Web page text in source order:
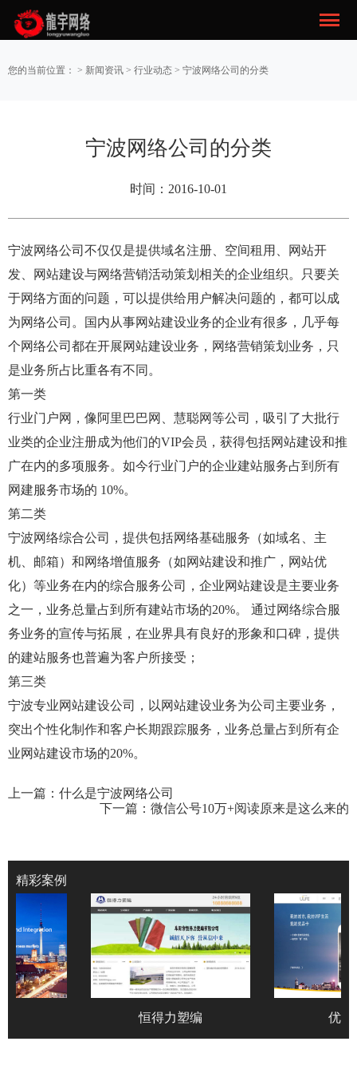
您的当前位置： > 新闻资讯 > 行业动态 > 宁波网络公司的分类
宁波网络公司的分类
时间：2016-10-01
宁波网络公司不仅仅是提供域名注册、空间租用、网站开
发、网站建设与网络营销活动策划相关的企业组织。只要关
于网络方面的问题，可以提供给用户解决问题的，都可以成
为网络公司。国内从事网站建设业务的企业有很多，几乎每
个网络公司都在开展网站建设业务，网络营销策划业务，只
是业务所占比重各有不同。
第一类
行业门户网，像阿里巴巴网、慧聪网等公司，吸引了大批行
业类的企业注册成为他们的VIP会员，获得包括网站建设和推
广在内的多项服务。如今行业门户的企业建站服务占到所有
网建服务市场的 10%。
第二类
宁波网络综合公司，提供包括网络基础服务（如域名、主
机、邮箱）和网络增值服务（如网站建设和推广，网站优
化）等业务在内的综合服务公司，企业网站建设是主要业务
之一，业务总量占到所有建站市场的20%。 通过网络综合服
务业务的宣传与拓展，在业界具有良好的形象和口碑，提供
的建站服务也普遍为客户所接受；
第三类
宁波专业网站建设公司，以网站建设业务为公司主要业务，
突出个性化制作和客户长期跟踪服务，业务总量占到所有企
业网站建设市场的20%。
上一篇： 什么是宁波网络公司
下一篇： 微信公号10万+阅读原来是这么来的
精彩案例
恒得力塑编 优品